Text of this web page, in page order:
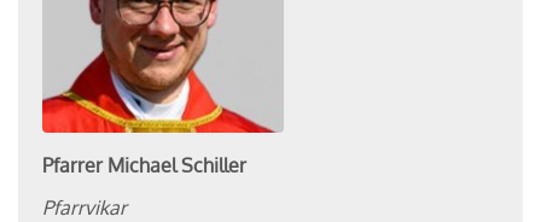
PfarrerMichael Schiller
Pfarrvikar